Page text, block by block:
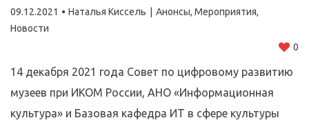
09.12.2021 Наталья Киссель Анонсы, Мероприятия,
Новости
0
14 декабря 2021 года Совет по цифровому развитию
музеев при ИКОМ России, АНО «Информационная
культура» и Базовая кафедра ИТ в сфере культуры